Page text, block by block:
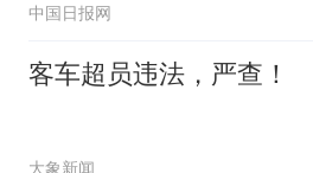
中国日报网
客车超员违法，严查！
大象新闻